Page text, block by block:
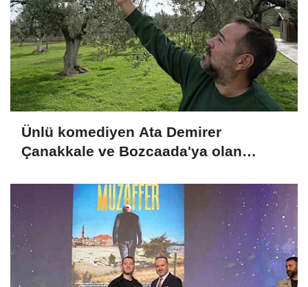
Ünlü komediyen Ata Demirer
Çanakkale ve Bozcaada'ya olan